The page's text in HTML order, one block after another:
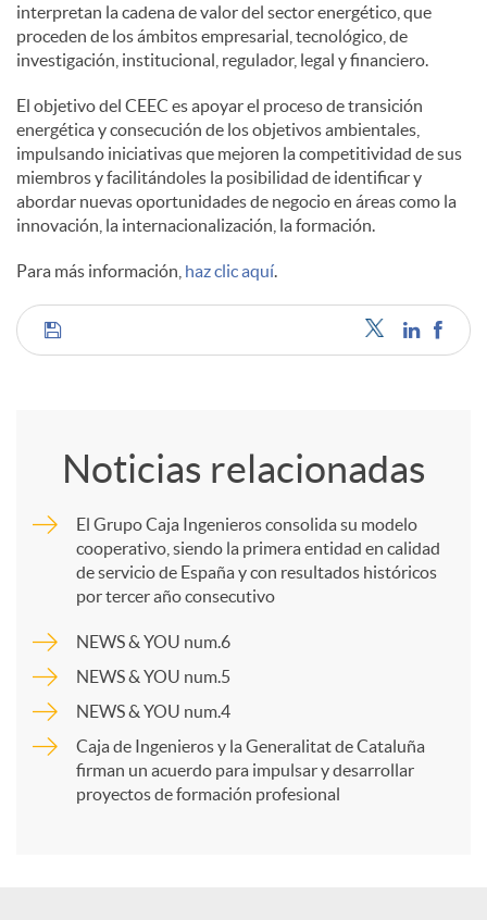
interpretan la cadena de valor del sector energético, que
proceden de los ámbitos empresarial, tecnológico, de
investigación, institucional, regulador, legal y financiero.
El objetivo del CEEC es apoyar el proceso de transición
energética y consecución de los objetivos ambientales,
impulsando iniciativas que mejoren la competitividad de sus
miembros y facilitándoles la posibilidad de identificar y
abordar nuevas oportunidades de negocio en áreas como la
innovación, la internacionalización, la formación.
Para más información, haz clic aquí.
C
a
r
Noticias relacionadas
El Grupo Caja Ingenieros consolida su modelo
cooperativo, siendo la primera entidad en calidad
de servicio de España y con resultados históricos
por tercer año consecutivo
NEWS & YOU num.6
NEWS & YOU num.5
NEWS & YOU num.4
Caja de Ingenieros y la Generalitat de Cataluña
firman un acuerdo para impulsar y desarrollar
proyectos de formación profesional